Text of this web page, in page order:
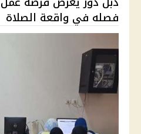
فصله في واقعة الصلاة